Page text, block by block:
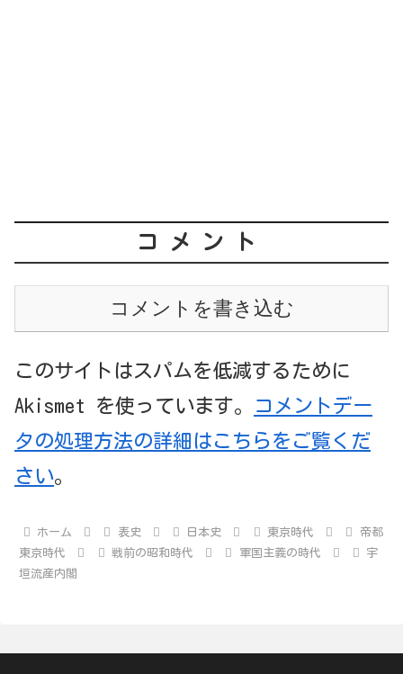
コメント
コメントを書き込む
このサイトはスパムを低減するために
Akismet を使っています。
コメントデー
タの処理方法の詳細はこちらをご覧くだ
さい。
ホーム 表史 日本史 東京時代
帝都
東京時代
戦前の昭和時代 軍国主義の時代
宇
垣流産内閣